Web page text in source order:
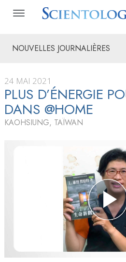
NOUVELLES JOURNALIÈRES
24 MAI 2021
PLUS D’ÉNERGIE
DANS @HOME
KAOHSIUNG, TAÏWAN